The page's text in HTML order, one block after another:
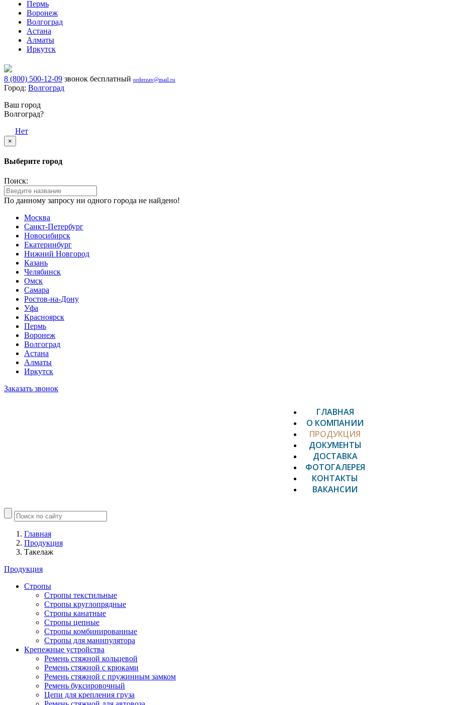
Пермь
Воронеж
Волгоград
Астана
Алматы
Иркутск
8 (800) 500-12-09 звонок бесплатный orderzav@mail.ru
Город: Волгоград
Ваш город
Волгоград?
Нет
×
Выберите город
Поиск:
По данному запросу ни одного города не найдено!
Москва
Санкт-Петербург
Новосибирск
Екатеринбург
Нижний Новгород
Казань
Челябинск
Омск
Самара
Ростов-на-Дону
Уфа
Красноярск
Пермь
Воронеж
Волгоград
Астана
Алматы
Иркутск
Заказать звонок
ГЛАВНАЯ
О КОМПАНИИ
ПРОДУКЦИЯ
ДОКУМЕНТЫ
ДОСТАВКА
ФОТОГАЛЕРЕЯ
КОНТАКТЫ
ВАКАНСИИ
Главная
Продукция
Такелаж
Продукция
Стропы
Стропы текстильные
Стропы круглопрядные
Стропы канатные
Стропы цепные
Стропы комбинированные
Стропы для манипулятора
Крепежные устройства
Ремень стяжной кольцевой
Ремень стяжной с крюками
Ремень стяжной с пружинным замком
Ремень буксировочный
Цепи для крепления груза